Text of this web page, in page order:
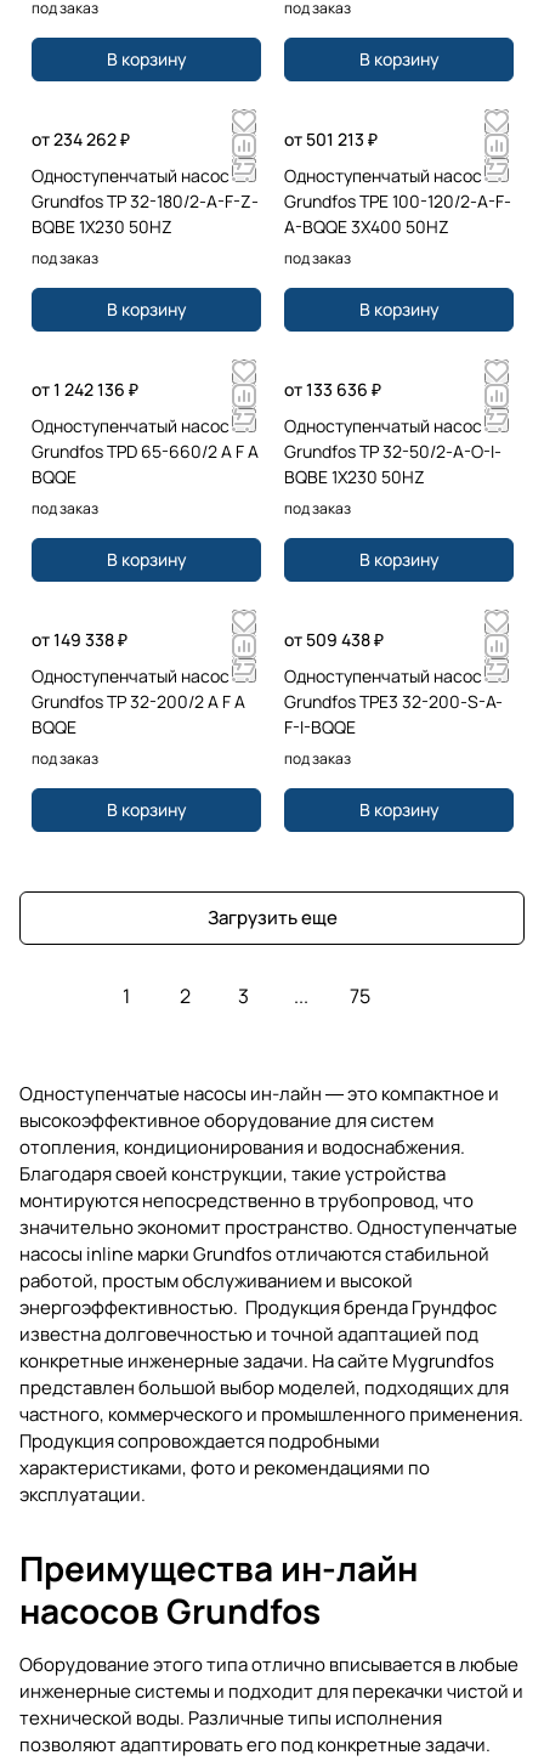
под заказ
В корзину
под заказ
В корзину
от 234 262 ₽
Одноступенчатый насос
Grundfos TP 32-180/2-A-F-Z-
BQBE 1X230 50HZ
под заказ
В корзину
от 501 213 ₽
Одноступенчатый насос
Grundfos TPE 100-120/2-A-F-
A-BQQE 3X400 50HZ
под заказ
В корзину
от 1 242 136 ₽
Одноступенчатый насос
Grundfos TPD 65-660/2 A F A
BQQE
под заказ
В корзину
от 133 636 ₽
Одноступенчатый насос
Grundfos TP 32-50/2-A-O-I-
BQBE 1X230 50HZ
под заказ
В корзину
от 149 338 ₽
Одноступенчатый насос
Grundfos TP 32-200/2 A F A
BQQE
под заказ
В корзину
от 509 438 ₽
Одноступенчатый насос
Grundfos TPE3 32-200-S-A-
F-I-BQQE
под заказ
В корзину
Загрузить еще
1 2 3 ... 75
Одноступенчатые насосы ин-лайн ― это компактное и
высокоэффективное оборудование для систем
отопления, кондиционирования и водоснабжения.
Благодаря своей конструкции, такие устройства
монтируются непосредственно в трубопровод, что
значительно экономит пространство. Одноступенчатые
насосы inline марки Grundfos отличаются стабильной
работой, простым обслуживанием и высокой
энергоэффективностью. Продукция бренда Грундфос
известна долговечностью и точной адаптацией под
конкретные инженерные задачи. На сайте Mygrundfos
представлен большой выбор моделей, подходящих для
частного, коммерческого и промышленного применения.
Продукция сопровождается подробными
характеристиками, фото и рекомендациями по
эксплуатации.
Преимущества ин-лайн
насосов Grundfos
Оборудование этого типа отлично вписывается в любые
инженерные системы и подходит для перекачки чистой и
технической воды. Различные типы исполнения
позволяют адаптировать его под конкретные задачи.